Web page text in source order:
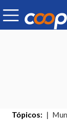
Tópicos: